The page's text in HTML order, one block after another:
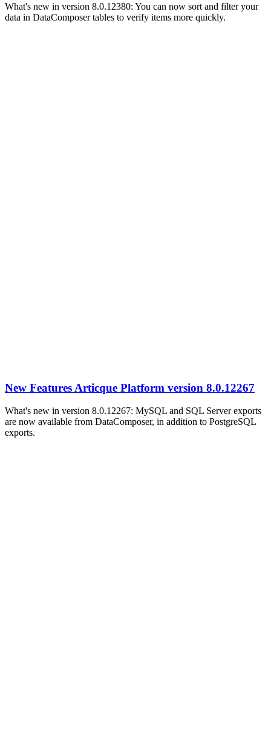
What's new in version 8.0.12380: You can now sort and filter your
data in DataComposer tables to verify items more quickly.
New Features Articque Platform version 8.0.12267
What's new in version 8.0.12267: MySQL and SQL Server exports
are now available from DataComposer, in addition to PostgreSQL
exports.